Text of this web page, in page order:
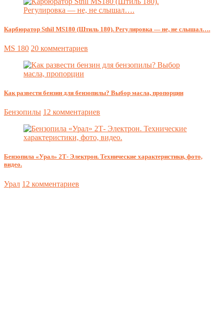
Карбюратор Sthil MS180 (Штиль 180). Регулировка — не, не слышал….
MS 180 20 комментариев
Как развести бензин для бензопилы? Выбор масла, пропорции
Бензопилы 12 комментариев
Бензопила «Урал» 2Т- Электрон. Технические характеристики, фото,
видео.
Урал 12 комментариев